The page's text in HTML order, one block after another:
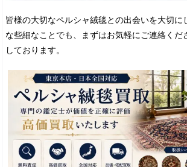
皆様の大切なペルシャ絨毯との出会いを大切に
な些細なことでも、まずはお気軽にご連絡くだ
しております。